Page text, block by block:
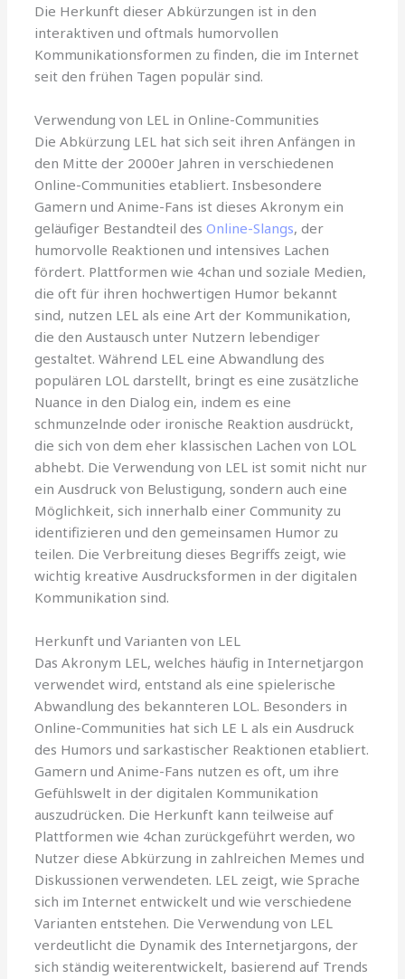
Die Herkunft dieser Abkürzungen ist in den
interaktiven und oftmals humorvollen
Kommunikationsformen zu finden, die im Internet
seit den frühen Tagen populär sind.
Verwendung von LEL in Online-Communities
Die Abkürzung LEL hat sich seit ihren Anfängen in
den Mitte der 2000er Jahren in verschiedenen
Online-Communities etabliert. Insbesondere
Gamern und Anime-Fans ist dieses Akronym ein
geläufiger Bestandteil desOnline-Slangs, der
humorvolle Reaktionen und intensives Lachen
fördert. Plattformen wie 4chan und soziale Medien,
die oft für ihren hochwertigen Humor bekannt
sind, nutzen LEL als eine Art der Kommunikation,
die den Austausch unter Nutzern lebendiger
gestaltet. Während LEL eine Abwandlung des
populären LOL darstellt, bringt es eine zusätzliche
Nuance in den Dialog ein, indem es eine
schmunzelnde oder ironische Reaktion ausdrückt,
die sich von dem eher klassischen Lachen von LOL
abhebt. Die Verwendung von LEL ist somit nicht nur
ein Ausdruck von Belustigung, sondern auch eine
Möglichkeit, sich innerhalb einer Community zu
identifizieren und den gemeinsamen Humor zu
teilen. Die Verbreitung dieses Begriffs zeigt, wie
wichtig kreative Ausdrucksformen in der digitalen
Kommunikation sind.
Herkunft und Varianten von LEL
Das Akronym LEL, welches häufig in Internetjargon
verwendet wird, entstand als eine spielerische
Abwandlung des bekannteren LOL. Besonders in
Online-Communities hat sich LE L als ein Ausdruck
des Humors und sarkastischer Reaktionen etabliert.
Gamern und Anime-Fans nutzen es oft, um ihre
Gefühlswelt in der digitalen Kommunikation
auszudrücken. Die Herkunft kann teilweise auf
Plattformen wie 4chan zurückgeführt werden, wo
Nutzer diese Abkürzung in zahlreichen Memes und
Diskussionen verwendeten. LEL zeigt, wie Sprache
sich im Internet entwickelt und wie verschiedene
Varianten entstehen. Die Verwendung von LEL
verdeutlicht die Dynamik des Internetjargons, der
sich ständig weiterentwickelt, basierend auf Trends